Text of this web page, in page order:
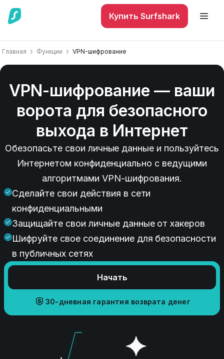
Купить Surfshark
Главная Функции VPN-шифрование
VPN-шифрование — ваши
ворота для безопасного
выхода в Интернет
Обезопасьте свои личные данные и пользуйтесь
Интернетом конфиденциально с ведущими
алгоритмами VPN-шифрования.
Сделайте свои действия в сети
конфиденциальными
Защищайте свои личные данные от хакеров
Шифруйте свое соединение для безопасности
в публичных сетях
Начать
30-дневная гарантия возврата денег